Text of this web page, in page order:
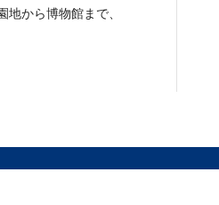
から博物館まで、